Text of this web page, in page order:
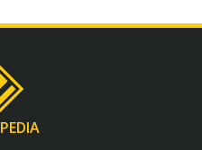
PEDIA